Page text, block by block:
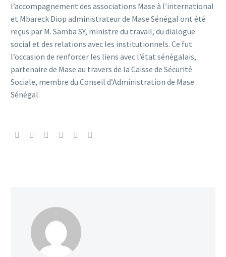
l’accompagnement des associations Mase à l’international
et Mbareck Diop administrateur de Mase Sénégal ont été
reçus par M. Samba SY, ministre du travail, du dialogue
social et des relations avec les institutionnels. Ce fut
l’occasion de renforcer les liens avec l’état sénégalais,
partenaire de Mase au travers de la Caisse de Sécurité
Sociale, membre du Conseil d’Administration de Mase
Sénégal.